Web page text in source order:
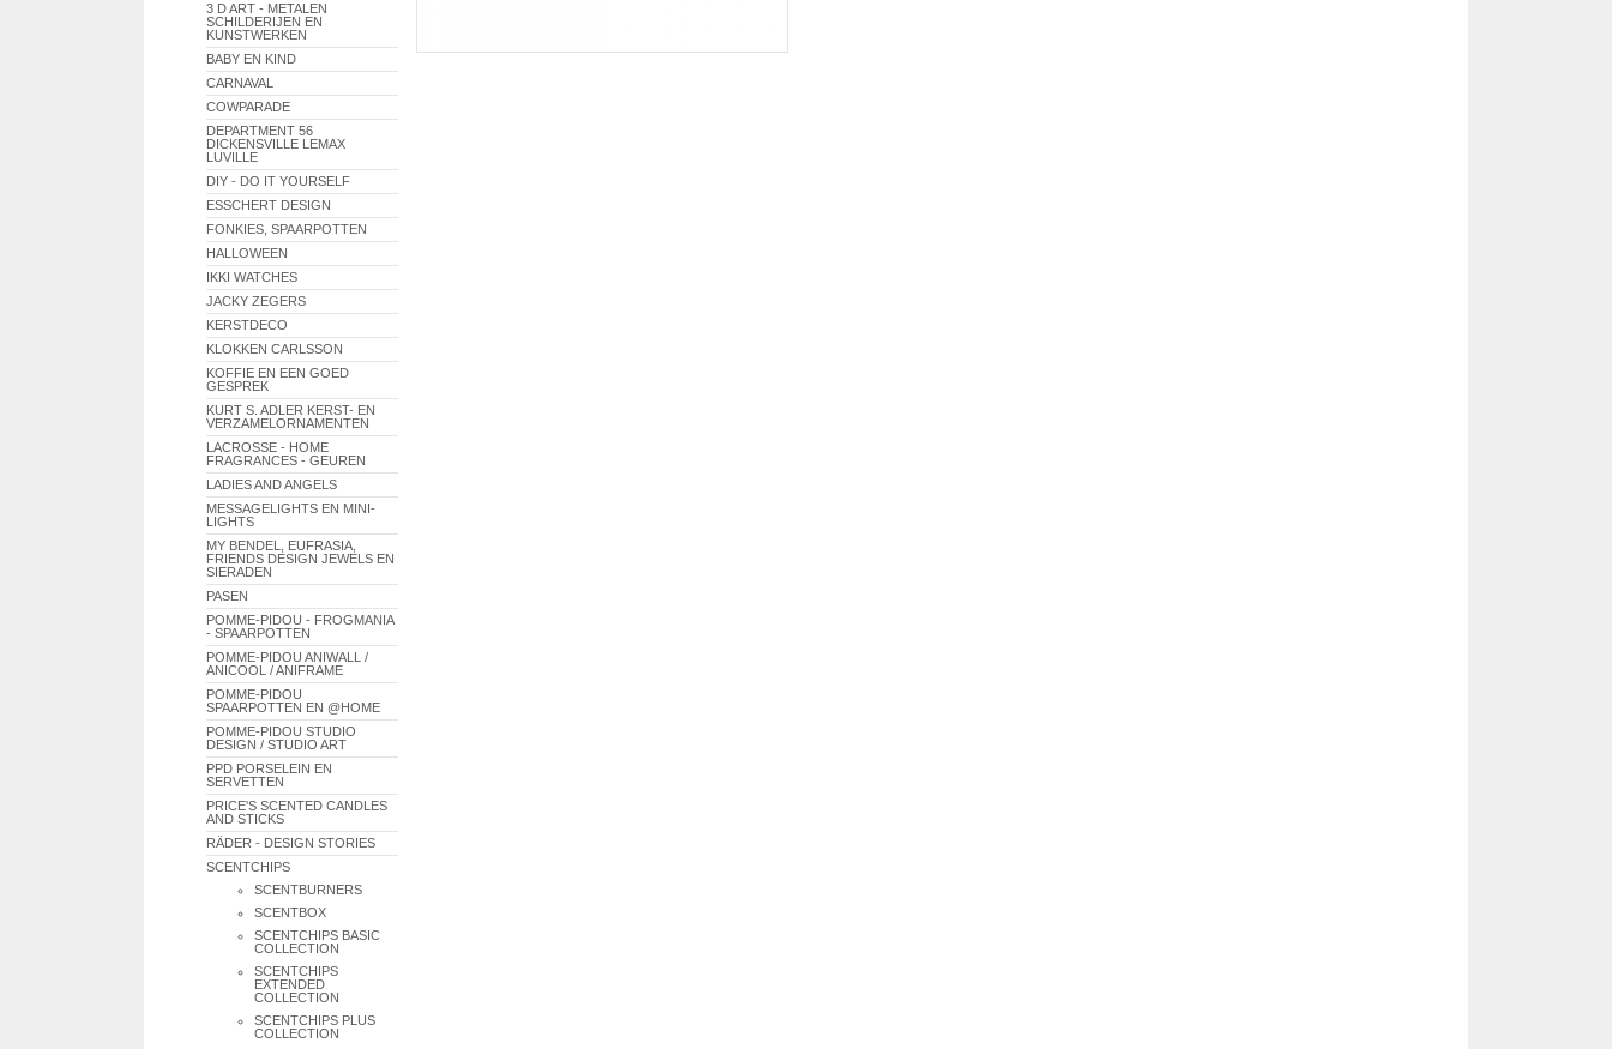
3 D ART - METALEN
SCHILDERIJEN EN
KUNSTWERKEN
BABY EN KIND
CARNAVAL
COWPARADE
DEPARTMENT 56
DICKENSVILLE LEMAX
LUVILLE
DIY - DO IT YOURSELF
ESSCHERT DESIGN
FONKIES, SPAARPOTTEN
HALLOWEEN
IKKI WATCHES
JACKY ZEGERS
KERSTDECO
KLOKKEN CARLSSON
KOFFIE EN EEN GOED
GESPREK
KURT S. ADLER KERST- EN
VERZAMELORNAMENTEN
LACROSSE - HOME
FRAGRANCES - GEUREN
LADIES AND ANGELS
MESSAGELIGHTS EN MINI-
LIGHTS
MY BENDEL, EUFRASIA,
FRIENDS DESIGN JEWELS EN
SIERADEN
PASEN
POMME-PIDOU - FROGMANIA
- SPAARPOTTEN
POMME-PIDOU ANIWALL /
ANICOOL / ANIFRAME
POMME-PIDOU
SPAARPOTTEN EN @HOME
POMME-PIDOU STUDIO
DESIGN / STUDIO ART
PPD PORSELEIN EN
SERVETTEN
PRICE'S SCENTED CANDLES
AND STICKS
RÄDER - DESIGN STORIES
SCENTCHIPS
SCENTBURNERS
SCENTBOX
SCENTCHIPS BASIC
COLLECTION
SCENTCHIPS
EXTENDED
COLLECTION
SCENTCHIPS PLUS
COLLECTION